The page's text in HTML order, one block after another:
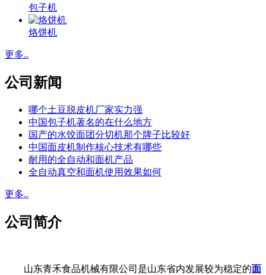
包子机
烙饼机
更多..
公司新闻
哪个土豆脱皮机厂家实力强
中国包子机著名的在什么地方
国产的水饺面团分切机那个牌子比较好
中国面皮机制作核心技术有哪些
耐用的全自动和面机产品
全自动真空和面机使用效果如何
更多..
公司简介
山东青禾食品机械有限公司是山东省内发展较为稳定的面